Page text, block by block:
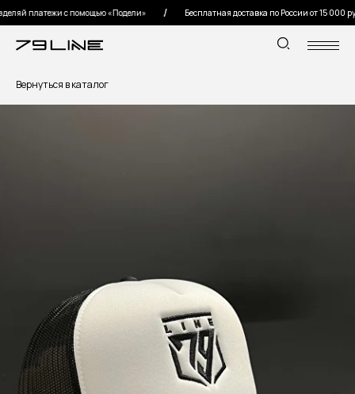
платежи с помощью «Подели» Бесплатная доставка по России от 15 000 руб
Вернуться в каталог